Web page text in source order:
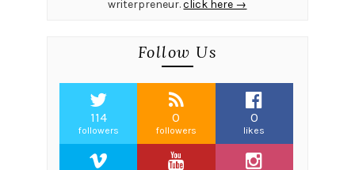
writerpreneur.click here →
Follow Us
114
followers
0
followers
0
likes